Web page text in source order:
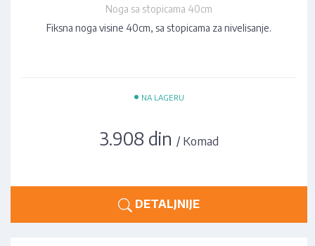
Noga sa stopicama 40cm
Fiksna noga visine 40cm, sa stopicama za nivelisanje.
• NA LAGERU
3.908 din / Komad
DETALJNIJE